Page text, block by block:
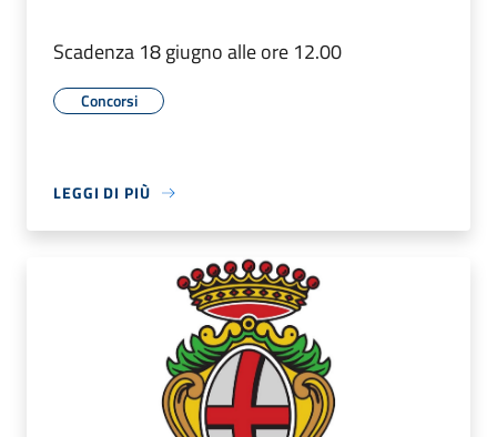
Scadenza 18 giugno alle ore 12.00
Concorsi
LEGGI DI PIÙ